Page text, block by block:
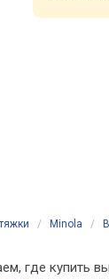
/ Minola /
где купить